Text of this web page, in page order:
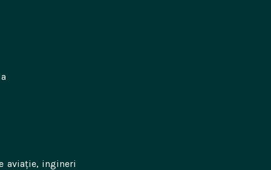
aviație, ingineri